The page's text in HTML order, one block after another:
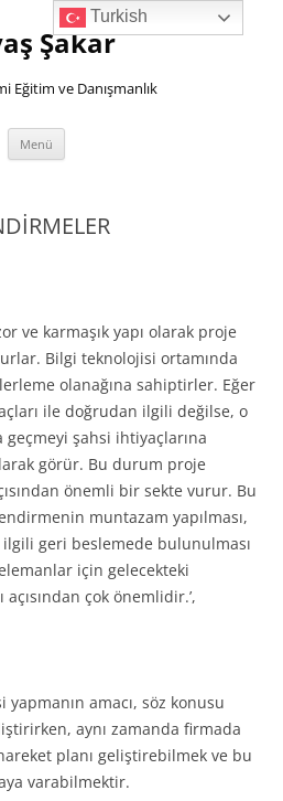
Şakar
Eğitim ve Danışmanlık
Menü
ve karmaşık yapı olarak proje
Bilgi teknolojisi ortamında
olanağına sahiptirler. Eğer
ile doğrudan ilgili değilse, o
şahsi ihtiyaçlarına
görür. Bu durum proje
önemli bir sekte vurur. Bu
muntazam yapılması,
ilgili geri beslemede bulunulması
için gelecekteki
çok önemlidir.’,
amacı, söz konusu
aynı zamanda firmada
planı geliştirebilmek ve bu
varabilmektir.
Turkish